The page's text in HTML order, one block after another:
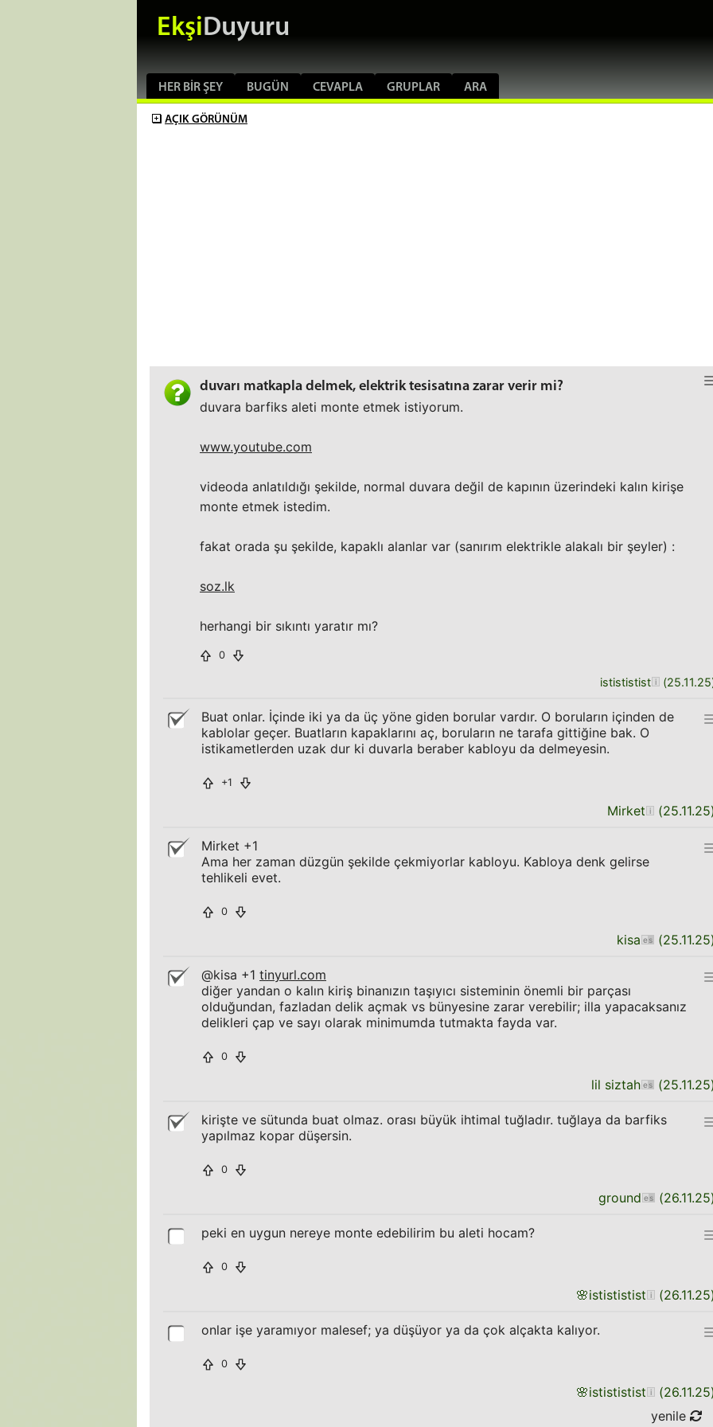
EkşiDuyuru
HER BIR ŞEY BUGÜN CEVAPLA GRUPLAR ARA
AÇIK GÖRÜNÜM
duvarı matkapla delmek, elektrik tesisatına zarar verir mi?
duvara barfiks aleti monte etmek istiyorum.
www.youtube.com
videoda anlatıldığı şekilde, normal duvara değil de kapının üzerindeki kalın kirişe
monte etmek istedim.
fakat orada şu şekilde, kapaklı alanlar var (sanırım elektrikle alakalı bir şeyler) :
soz.lk
herhangi bir sıkıntı yaratır mı?
0
istististist (25.11.25
Buat onlar. İçinde iki ya da üç yöne giden borular vardır. O boruların içinden de
kablolar geçer. Buatların kapaklarını aç, boruların ne tarafa gittiğine bak. O
istikametlerden uzak dur ki duvarla beraber kabloyu da delmeyesin.
+1
Mirket (25.11.25
Mirket +1
Ama her zaman düzgün şekilde çekmiyorlar kabloyu. Kabloya denk gelirse
tehlikeli evet.
0
kisa (25.11.25
@kisa +1 tinyurl.com
diğer yandan o kalın kiriş binanızın taşıyıcı sisteminin önemli bir parçası
olduğundan, fazladan delik açmak vs bünyesine zarar verebilir; illa yapacaksanız
delikleri çap ve sayı olarak minimumda tutmakta fayda var.
0
lil siztah (25.11.25
kirişte ve sütunda buat olmaz. orası büyük ihtimal tuğladır. tuğlaya da barfiks
yapılmaz kopar düşersin.
0
ground (26.11.25
peki en uygun nereye monte edebilirim bu aleti hocam?
0
🌸istististist (26.11.25
onlar işe yaramıyor malesef; ya düşüyor ya da çok alçakta kalıyor.
0
🌸istististist (26.11.25
yenile